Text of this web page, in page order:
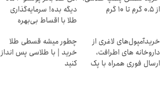
از ۰.۵ گرم تا ۱۰ گرم
دیگه بده! سرمایه‌گذاری
طلا با اقساط بی‌بهره
خریدآمپول‌های لاغری از
داروخانه های اطرافت،
ارسال فوری همراه با پک
چطور میشه قسطی طلا
خرید | با طلاسی پس انداز
کنید